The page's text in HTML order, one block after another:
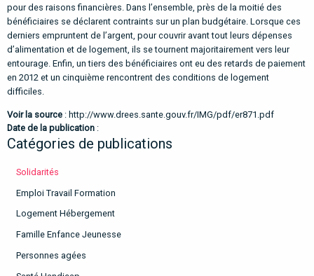
pour des raisons financières. Dans l’ensemble, près de la moitié des
bénéficiaires se déclarent contraints sur un plan budgétaire. Lorsque ces
derniers empruntent de l’argent, pour couvrir avant tout leurs dépenses
d’alimentation et de logement, ils se tournent majoritairement vers leur
entourage. Enfin, un tiers des bénéficiaires ont eu des retards de paiement
en 2012 et un cinquième rencontrent des conditions de logement
difficiles.
Voir la source : http://www.drees.sante.gouv.fr/IMG/pdf/er871.pdf
Date de la publication :
Catégories de publications
Solidarités
Emploi Travail Formation
Logement Hébergement
Famille Enfance Jeunesse
Personnes agées